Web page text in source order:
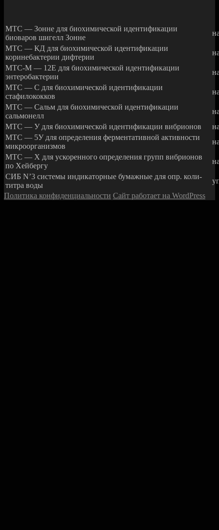
МТС — Зонне для биохимической идентификации
биоваров шигелл Зонне
МТС — КД для биохимической идентификации
коринебактерии дифтерии
МТС-М — 12Е для биохимической идентификации
энтеробактерии
МТС — С для биохимической идентификации
стафилококков
МТС — Сальм для биохимической идентификации
сальмонелл
МТС — У для биохимической идентификации вибрионов
МТС — 5У для определения ферментативной активности
микроорганизмов
МТС — X для ускоренного определения групп вибрионов
по Хейбергу
СИБ N’3 системы индикаторные бумажные для опр. коли-
титра воды
Политика конфиденциальности Сайт работает на WordPress